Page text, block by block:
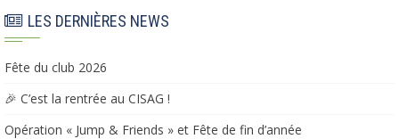
LES DERNIÈRES NEWS
Fête du club 2026
🎉 C’est la rentrée au CISAG !
Opération « Jump & Friends » et Fête de fin d’année​​